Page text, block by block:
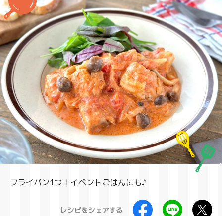
CM
製
レシピをシェアする
フライパン1つ！イベントごはんにも♪